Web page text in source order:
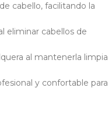
cabello, facilitando la
eliminar cabellos de
al mantenerla limpia
y confortable para